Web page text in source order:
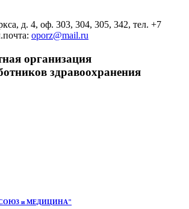
д. 4, оф. 303, 304, 305, 342, тел. +7
oporz@mail.ru
организация
здравоохранения
и МЕДИЦИНА"